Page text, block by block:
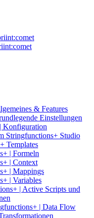
& Features
Einstellungen
Konfiguration
Stringfunctions+ Studio
Templates
| Formeln
| Context
| Mappings
| Variables
| Active Scripts und
| Data Flow